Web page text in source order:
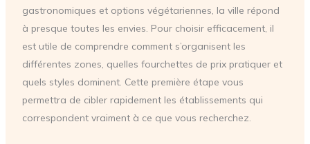
gastronomiques et options végétariennes, la ville répond
à presque toutes les envies. Pour choisir efficacement, il
est utile de comprendre comment s’organisent les
différentes zones, quelles fourchettes de prix pratiquer et
quels styles dominent. Cette première étape vous
permettra de cibler rapidement les établissements qui
correspondent vraiment à ce que vous recherchez.